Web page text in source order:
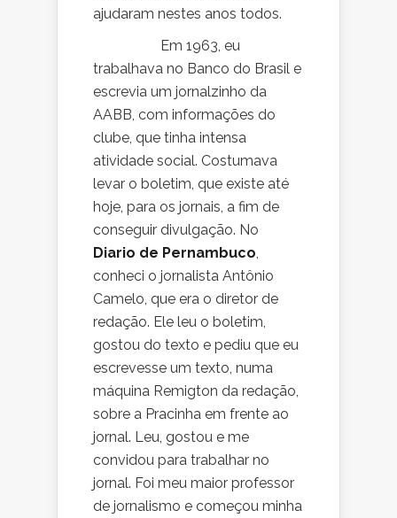
ajudaram nestes anos todos.
Em 1963, eu
trabalhava no Banco do Brasil e
escrevia um jornalzinho da
AABB, com informações do
clube, que tinha intensa
atividade social. Costumava
levar o boletim, que existe até
hoje, para os jornais, a fim de
conseguir divulgação. No
Diario de Pernambuco
conheci o jornalista Antônio
Camelo, que era o diretor de
redação. Ele leu o boletim,
gostou do texto e pediu que eu
escrevesse um texto, numa
máquina Remigton da redação,
sobre a Pracinha em frente ao
jornal. Leu, gostou e me
convidou para trabalhar no
jornal. Foi meu maior professor
de jornalismo e começou minha